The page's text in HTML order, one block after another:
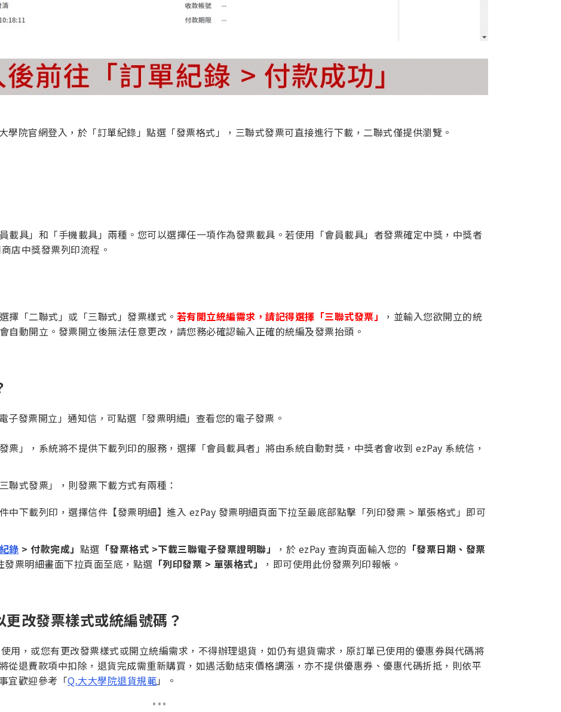
學院官網登入，於「訂單紀錄」點選「發票格式」，三聯式發票可直接進行下載，二聯式僅提供瀏覽。
載具」和「手機載具」兩種。您可以選擇任一項作為發票載具。若使用「會員載具」者發票確定中獎，中獎者
店中獎發票列印流程。
擇「二聯式」或「三聯式」發票樣式。 若有開立統編需求，請記得選擇「三聯式發票」
，並輸入您欲開立的統
自動開立。發票開立後無法任意更改，請您務必確認輸入正確的統編及發票抬頭。
子發票開立」通知信，可點選「發票明細」查看您的電子發票。
票」，系統將不提供下載列印的服務，選擇「會員載具者」將由系統自動對獎，中獎者會收到 ezPay 系統信，
聯式發票」，則發票下載方式有兩種：
中下載列印，選擇信件【發票明細】進入 ezPay 發票明細頁面下拉至最底部點擊「列印發票 > 單張格式」即可
錄 > 付款完成」 點選 「發票格式 >下載三聯電子發票證明聯」 ，於 ezPay 查詢頁面輸入您的 「發票日期、發票
發票明細畫面下拉頁面至底，點選 「列印發票 > 單張格式」 ，即可使用此份發票列印報帳。
改發票樣式或統編號碼？
用，或您有更改發票樣式或開立統編需求，不得辦理退貨，如仍有退貨需求，原訂單已使用的優惠券與代碼將
從退費款項中扣除，退貨完成需重新購買，如遇活動結束價格調漲，亦不提供優惠券、優惠代碼折抵，則依平
宜歡迎參考「Q.大大學院退貨規範」。
...